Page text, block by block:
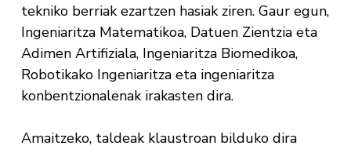
tekniko berriak ezartzen hasiak ziren. Gaur egun,
Ingeniaritza Matematikoa, Datuen Zientzia eta
Adimen Artifiziala, Ingeniaritza Biomedikoa,
Robotikako Ingeniaritza eta ingeniaritza
konbentzionalenak irakasten dira.
Amaitzeko, taldeak klaustroan bilduko dira